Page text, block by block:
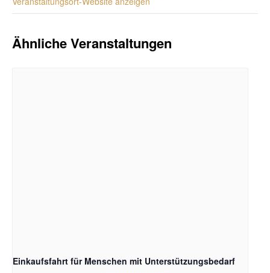
Ähnliche Veranstaltungen
Einkaufsfahrt für Menschen mit Unterstützungsbedarf